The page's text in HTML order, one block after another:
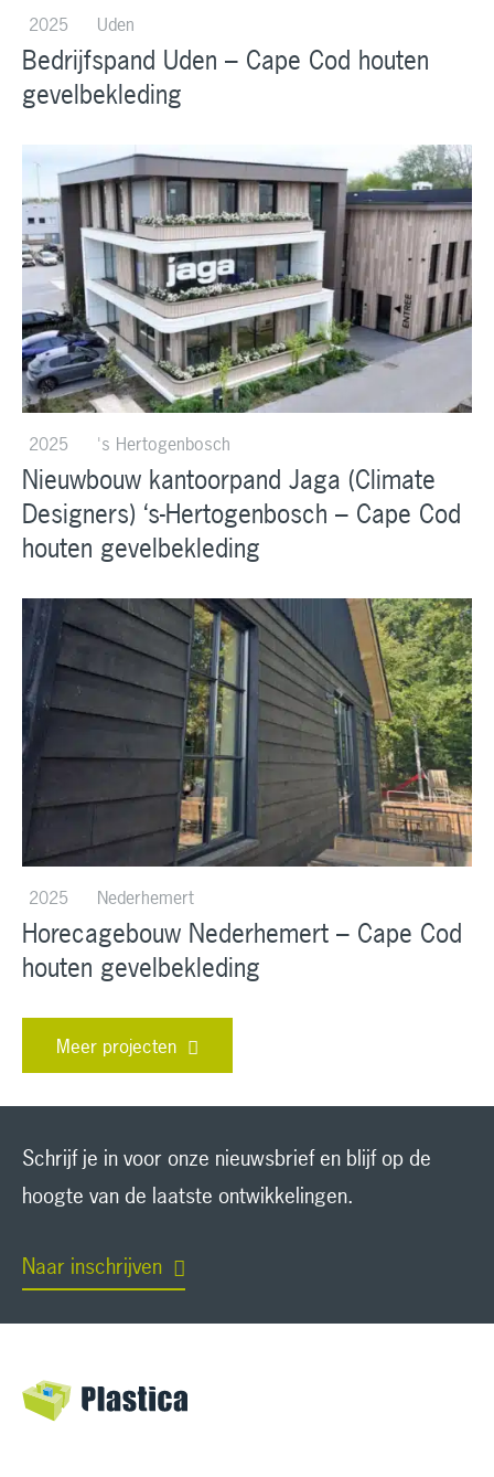
2025 Uden
Bedrijfspand Uden – Cape Cod houten
gevelbekleding
2025 's Hertogenbosch
Nieuwbouw kantoorpand Jaga (Climate
Designers) ‘s-Hertogenbosch – Cape Cod
houten gevelbekleding
2025 Nederhemert
Horecagebouw Nederhemert – Cape Cod
houten gevelbekleding
Meer projecten
Schrijf je in voor onze nieuwsbrief en blijf op de
hoogte van de laatste ontwikkelingen.
Naar inschrijven